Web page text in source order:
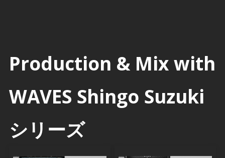
Production & Mix with
WAVES Shingo Suzuki
シリーズ